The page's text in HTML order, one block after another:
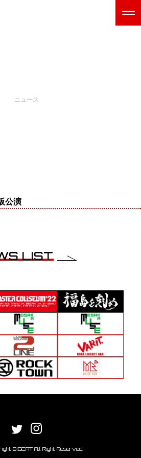
ニュース
公演
LIST
BIGCAT All Right Reserved.